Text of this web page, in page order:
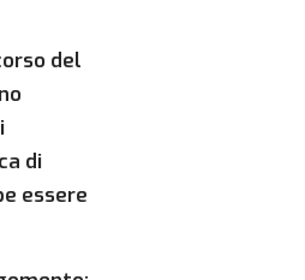
del
di
essere